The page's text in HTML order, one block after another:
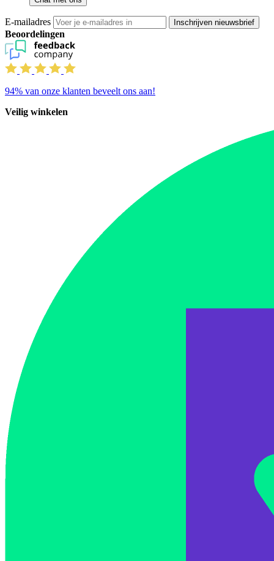
E-mailadres Inschrijven nieuwsbrief
Beoordelingen
94% van onze klanten beveelt ons aan!
Veilig winkelen